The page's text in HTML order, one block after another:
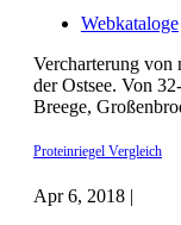
Webkataloge
Vercharterung von
der Ostsee. Von
Breege,
Proteinriegel Vergleich
Apr 6, 2018 |